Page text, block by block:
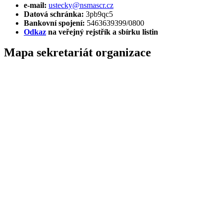
e-mail: ustecky@nsmascr.cz
Datová schránka: 3pb9qc5
Bankovní spojení: 5463639399/0800
Odkaz na veřejný rejstřík a sbírku listin
Mapa sekretariát organizace